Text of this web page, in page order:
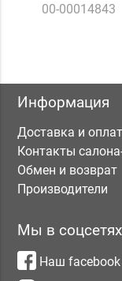
00-00014843
Информация
Доставка и
Контакты
Обмен и возврат
Производители
Мы в соцсетях
Наш facebook